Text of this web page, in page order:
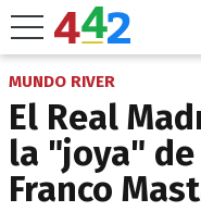
MUNDO RIVER
El Real
la "joya"
Franco